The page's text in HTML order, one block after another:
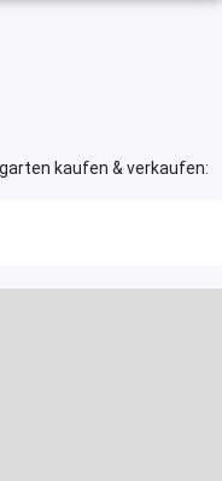
kaufen & verkaufen: